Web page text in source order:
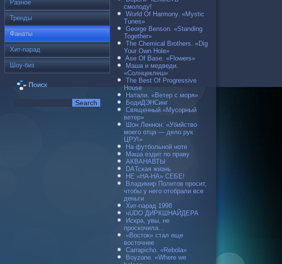
Разное
Тренды
Фанаты
Хит-парад
Шоу-биз
Поиск
смолоду!
World Of Harmony. «Mystic
Tunes»
George Benson. «Standing
Together»
The Chemical Brothers. «Dig
Your Own Hole»
Ase Of Base. «Flowers»
Маша и медведи.
«Солнцеклеш»
The Best Of Progressive
House
Натали. «Ветер с моря»
БодиДЭНСинг
Священный «Мусорный
ветер»
Шон Леннон: «Убийство
моего отца — дело рук
ЦРУ!»
На футбольной ноте
Маша ездит по праву
АКВАНАВТЫ
DAТская жизнь
НЕ «НА-НА» СЕБЕ!
Владимир Политов просит,
чтобы у него отобрали все
деньги
Хит-парад 1998
чUDO ДИРКШНАЙДЕРА
Искра, увы, не
проскочила…
«Восток» стал еще
восточнее
Carraрicho. «Rebola»
Boyzone. «Where we